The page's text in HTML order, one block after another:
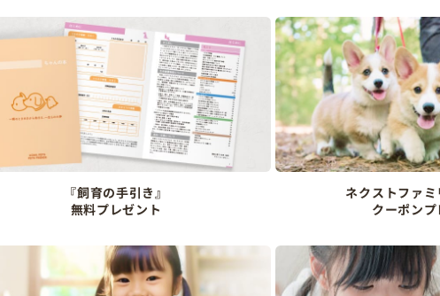
『飼育の手引き』
無料プレゼント
ネクストファ
クーポン